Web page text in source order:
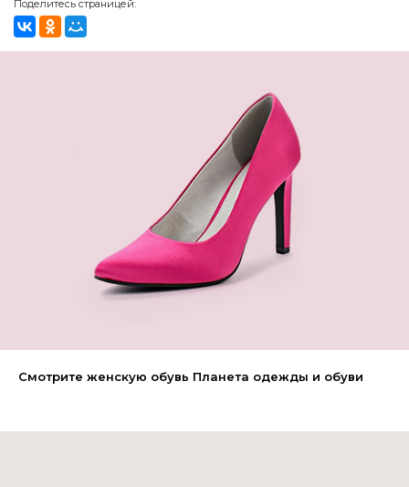
Поделитесь страницей:
Смотрите женскую обувь Планета одежды и обуви